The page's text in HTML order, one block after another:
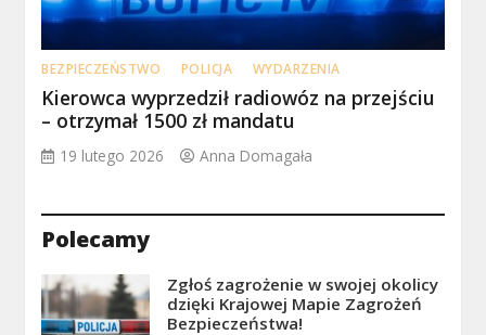
BEZPIECZEŃSTWO POLICJA WYDARZENIA
Kierowca wyprzedził radiowóz na przejściu
– otrzymał 1500 zł mandatu
19 lutego 2026 Anna Domagała
Polecamy
Zgłoś zagrożenie w swojej okolicy
dzięki Krajowej Mapie Zagrożeń
Bezpieczeństwa!